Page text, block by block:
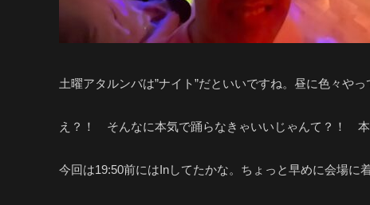
土曜アタルンバは”ナイト”だといいですね。昼に色々や
え？！ そんなに本気で踊らなきゃいいじゃんて？！ 本
今回は19:50前にはInしてたかな。ちょっと早めに会場に